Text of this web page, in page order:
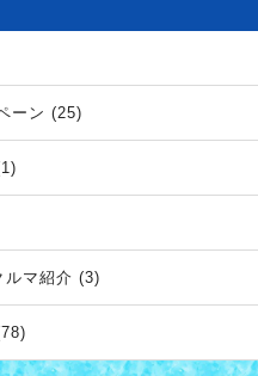
ーン (25)
ルマ紹介 (3)